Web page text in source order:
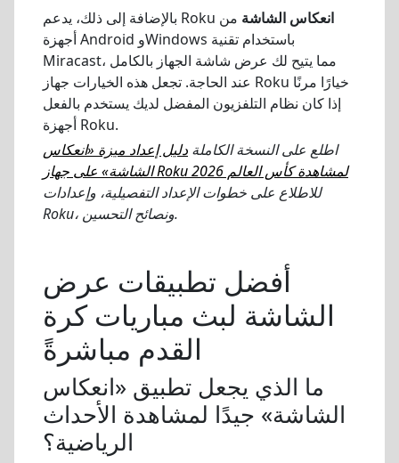
بالإضافة إلى ذلك، يدعم Roku
انعكاس الشاشة من
أجهزة Android وWindows باستخدام تقنية
Miracast، مما يتيح لك عرض شاشة الجهاز بالكامل
عند الحاجة. تجعل هذه الخيارات جهاز Roku خيارًا مرنًا
إذا كان نظام التلفزيون المفضل لديك يستخدم بالفعل
أجهزة Roku.
اطلع على النسخة الكاملة دليل إعداد ميزة «انعكاس
الشاشة» على جهاز Roku لمشاهدة كأس العالم 2026
للاطلاع على خطوات الإعداد التفصيلية، وإعدادات
Roku، ونصائح التحسين.
أفضل تطبيقات عرض
الشاشة لبث مباريات كرة
القدم مباشرةً
ما الذي يجعل تطبيق «انعكاس
الشاشة» جيدًا لمشاهدة الأحداث
الرياضية؟